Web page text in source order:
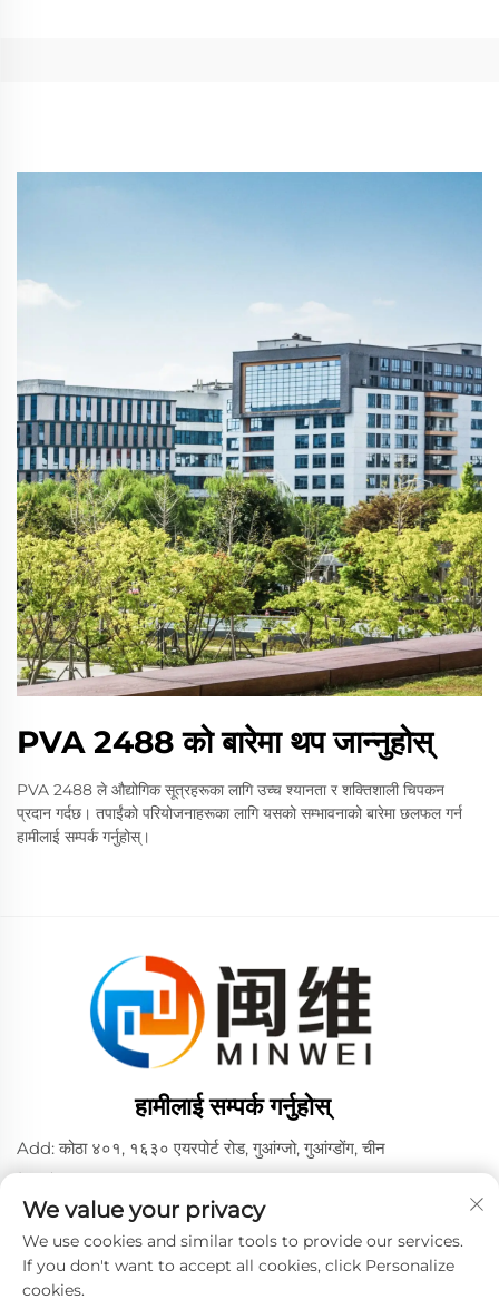
PVA 2488 को बारेमा थप जान्नुहोस्
PVA 2488 ले औद्योगिक सूत्रहरूका लागि उच्च श्यानता र शक्तिशाली चिपकन
प्रदान गर्दछ। तपाईंको परियोजनाहरूका लागि यसको सम्भावनाको बारेमा छलफल गर्न
हामीलाई सम्पर्क गर्नुहोस्।
हामीलाई सम्पर्क गर्नुहोस्
Add: कोठा ४०१, १६३० एयरपोर्ट रोड, गुआंग्जो, गुआंग्डोंग, चीन
फोन/वीच्याट/व्हाट्सएप:
+86 15180199394 +86 18475997413
ईमेल:[email protected]
We value your privacy
We use cookies and similar tools to provide our services.
If you don't want to accept all cookies, click Personalize
cookies.